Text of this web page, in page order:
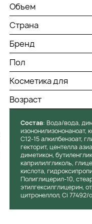
Объем
Страна
Бренд
Пол
Косметика для
Возраст
Состав: Вода/вода,
изононилизононаноат,
C12-15 алкилбензоат,
гекторит, центелла
диметикон,
каприлилгликоль,
кислота,
Полиглицерил-10,
этилгексилглицерин,
цитронеллол, Ci